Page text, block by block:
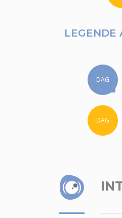
LEGENDE
DAG
DAG